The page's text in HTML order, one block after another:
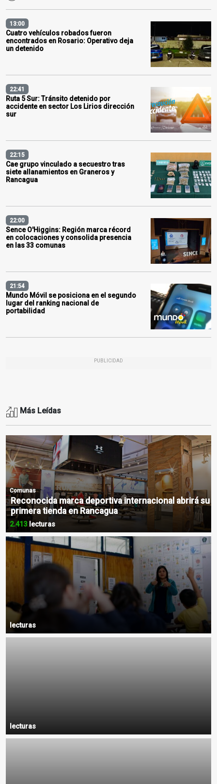
13:00
Cuatro vehículos robados fueron
encontrados en Rosario: Operativo deja
un detenido
22:41
Ruta 5 Sur: Tránsito detenido por
accidente en sector Los Lirios dirección
sur
22:15
Cae grupo vinculado a secuestro tras
siete allanamientos en Graneros y
Rancagua
22:00
Sence O'Higgins: Región marca récord
en colocaciones y consolida presencia
en las 33 comunas
21:54
Mundo Móvil se posiciona en el segundo
lugar del ranking nacional de
portabilidad
PUBLICIDAD
Más Leídas
Comunas
Reconocida marca deportiva internacional abrirá su
primera tienda en Rancagua
2.413lecturas
lecturas
lecturas